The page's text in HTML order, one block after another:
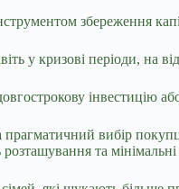
збереження
у кризові періоди, на
інвестицію
вибір
та